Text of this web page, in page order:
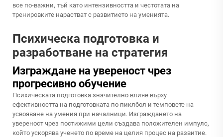
все по-важни, тъй като интензивността и честотата на
тренировките нарастват с развитието на уменията.
Психическа подготовка и
разработване на стратегия
Изграждане на увереност чрез
прогресивно обучение
Психическата подготовка значително влияе върху
ефективността на подготовката по пиклбол и темповете на
усвояване на умения при началници. Изграждането на
увереност чрез постижими цели създава положителен импулс,
който ускорява ученето по време на целия процес на развитие.